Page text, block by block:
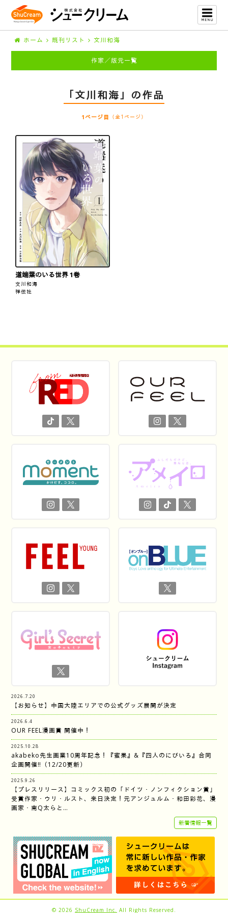
ホーム 既刊リスト 文川和海
作家／版元一覧
「文川和海」の作品
1ページ目 （全1ページ）
道端葉のいる世界 1巻
文川和海
祥伝社
2026.7.20
【お知らせ】中国大陸エリアでの公式グッズ展開が決定
2026.6.4
OUR FEEL漫画賞 開催中！
2025.10.28
akabeko先生画業10周年記念！『蜜果』&『四人のにびいろ』合同
企画開催‼︎（12/20更新）
2025.9.26
【プレスリリース】コミックス初の「ドイツ・ノンフィクション賞」
受賞作家・ウリ・ルスト、来日決定！元アンジュルム・和田彩花、漫
画家・南Q太らと…
新着情報一覧
© 2026 ShuCream Inc. All Rights Reserved.